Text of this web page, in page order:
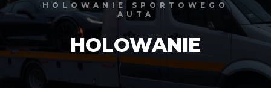
HOLOWANIE SPORTOWEGO
AUTA
HOLOWANIE